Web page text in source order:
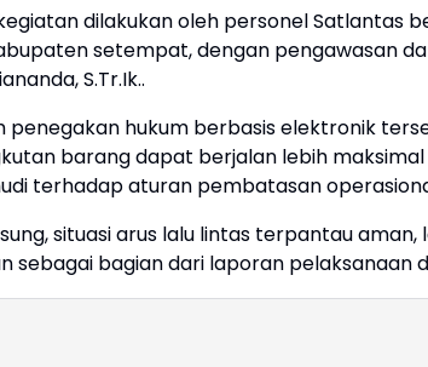
dilakukan oleh personel Satlantas
setempat, dengan pengawasan
S.Tr.Ik..
penegakan hukum berbasis elektronik
barang dapat berjalan lebih
terhadap aturan pembatasan
situasi arus lalu lintas terpantau
sebagai bagian dari laporan pelaksanaan